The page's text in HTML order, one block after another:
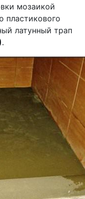
мозаикой
пластикового
латунный трап
.